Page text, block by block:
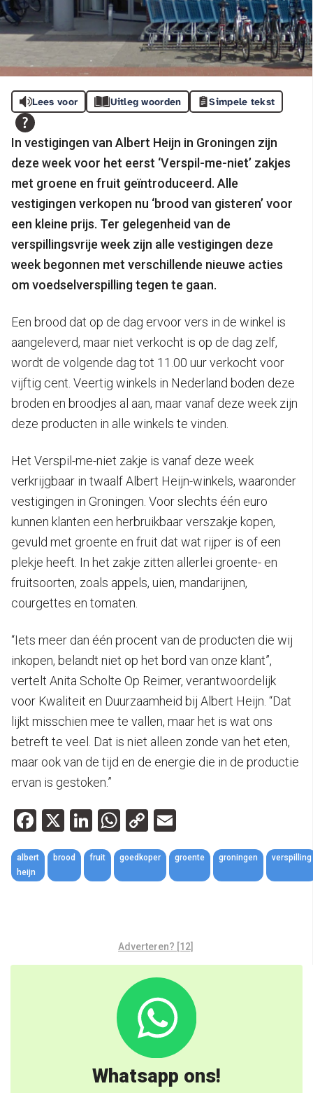
Lees voor Uitleg woorden Simpele tekst
In vestigingen van Albert Heijn in Groningen zijn
deze week voor het eerst ‘Verspil-me-niet’ zakjes
met groene en fruit geïntroduceerd. Alle
vestigingen verkopen nu ‘brood van gisteren’ voor
een kleine prijs. Ter gelegenheid van de
verspillingsvrije week zijn alle vestigingen deze
week begonnen met verschillende nieuwe acties
om voedselverspilling tegen te gaan.
Een brood dat op de dag ervoor vers in de winkel is
aangeleverd, maar niet verkocht is op de dag zelf,
wordt de volgende dag tot 11.00 uur verkocht voor
vijftig cent. Veertig winkels in Nederland boden deze
broden en broodjes al aan, maar vanaf deze week zijn
deze producten in alle winkels te vinden.
Het Verspil-me-niet zakje is vanaf deze week
verkrijgbaar in twaalf Albert Heijn-winkels, waaronder
vestigingen in Groningen. Voor slechts één euro
kunnen klanten een herbruikbaar verszakje kopen,
gevuld met groente en fruit dat wat rijper is of een
plekje heeft. In het zakje zitten allerlei groente- en
fruitsoorten, zoals appels, uien, mandarijnen,
courgettes en tomaten.
“Iets meer dan één procent van de producten die wij
inkopen, belandt niet op het bord van onze klant”,
vertelt Anita Scholte Op Reimer, verantwoordelijk
voor Kwaliteit en Duurzaamheid bij Albert Heijn. “Dat
lijkt misschien mee te vallen, maar het is wat ons
betreft te veel. Dat is niet alleen zonde van het eten,
maar ook van de tijd en de energie die in de productie
ervan is gestoken.”
Facebook
X LinkedIn
WhatsApp
Copy
Link
albert
heijn
brood fruit goedkoper groente groningen verspilling
Adverteren? [12]
Whatsapp ons!